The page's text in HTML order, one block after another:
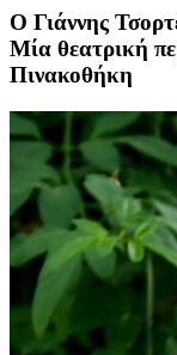
Ο Γιάννης
Μία θεατρική
Πινακοθήκη